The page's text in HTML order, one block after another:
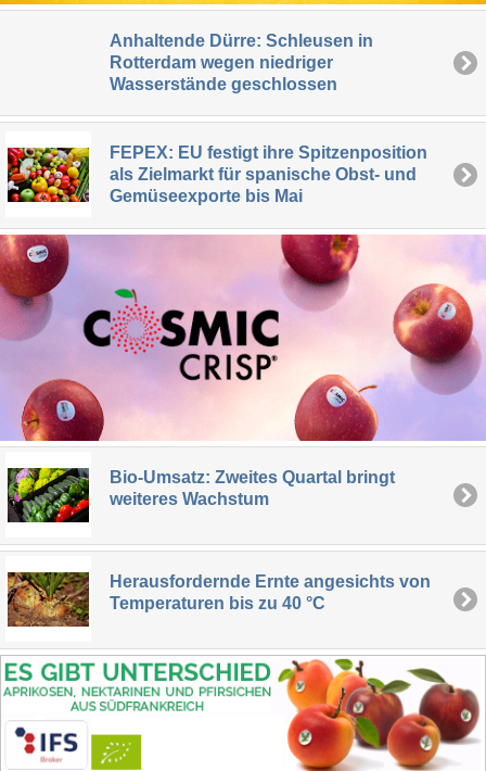
Anhaltende Dürre: Schleusen in
Rotterdam wegen niedriger
Wasserstände geschlossen
FEPEX: EU festigt ihre Spitzenposition
als Zielmarkt für spanische Obst- und
Gemüseexporte bis Mai
Bio-Umsatz: Zweites Quartal bringt
weiteres Wachstum
Herausfordernde Ernte angesichts von
Temperaturen bis zu 40 °C